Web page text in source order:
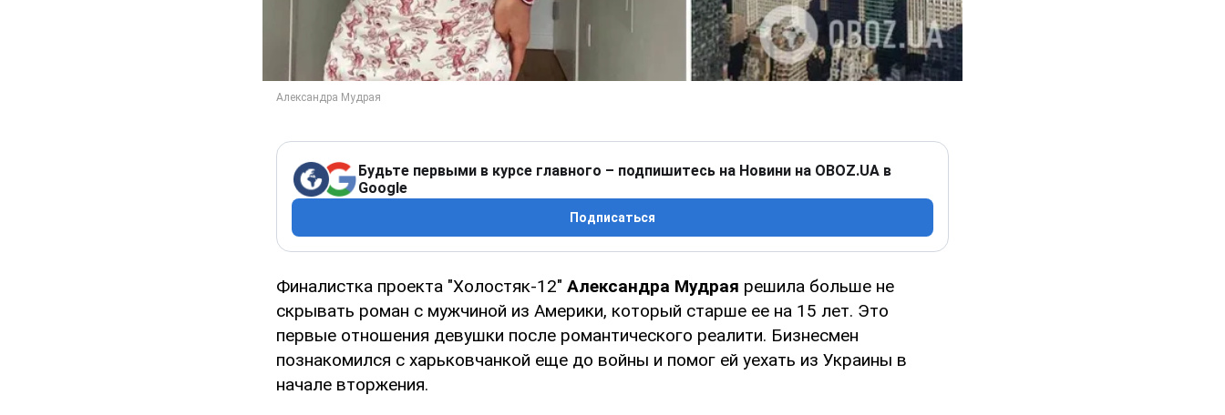
Будьте первыми в курсе главного – подпишитесь на Новини на OBOZ.UA в
Google
Подписаться
Финалистка проекта "Холостяк-12" Александра Мудрая решила больше не
скрывать роман с мужчиной из Америки, который старше ее на 15 лет. Это
первые отношения девушки после романтического реалити. Бизнесмен
познакомился с харьковчанкой еще до войны и помог ей уехать из Украины в
начале вторжения.